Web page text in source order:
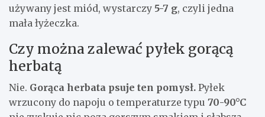
używany jest miód, wystarczy 5-7 g, czyli jedna
mała łyżeczka.
Czy można zalewać pyłek gorącą
herbatą
Nie. Gorąca herbata psuje ten pomysł. Pyłek
wrzucony do napoju o temperaturze typu 70-90°C